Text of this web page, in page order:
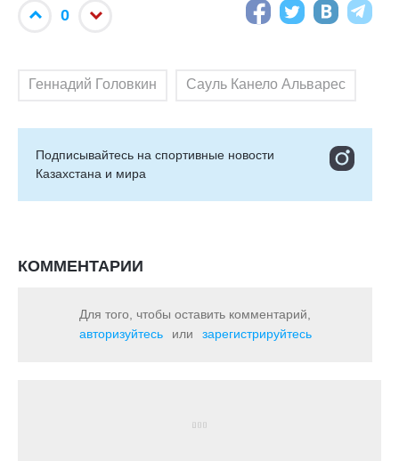
0
Геннадий Головкин Сауль Канело Альварес
Подписывайтесь на cпортивные новости
Казахстана и мира
КОММЕНТАРИИ
Для того, чтобы оставить комментарий,
авторизуйтесь
или зарегистрируйтесь